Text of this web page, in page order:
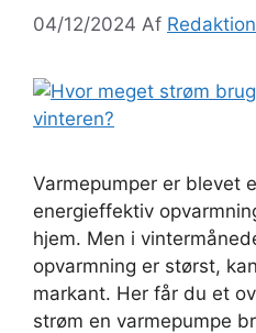
04/12/2024 Af
Varmepumper er blevet
energieffektiv
hjem. Men i
opvarmning er størst,
markant. Her får du et
strøm en varmepumpe